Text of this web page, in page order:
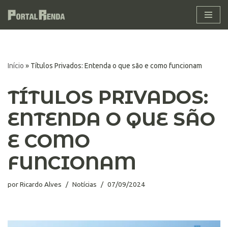
conteúdo
Início » Títulos Privados: Entenda o que são e como funcionam
TÍTULOS PRIVADOS:
ENTENDA O QUE SÃO
E COMO
FUNCIONAM
porRicardo Alves Notícias 07/09/2024